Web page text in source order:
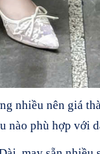
nhiều nên giá
nào phù hợp với